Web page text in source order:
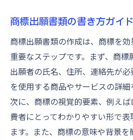
商標出願書類の書き方ガイド
商標出願書類の作成は、商標を
重要なステップです。まず、商標
出願者の氏名、住所、連絡先が
を使用する商品やサービスの詳細
次に、商標の視覚的要素、例え
費者にとってわかりやすい形で
ます。また、商標の意味や背景